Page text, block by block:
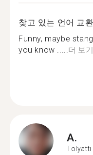
찾고 있는 언어 교
Funny, maybe
you know .....더 보기
A.
Tolyatti